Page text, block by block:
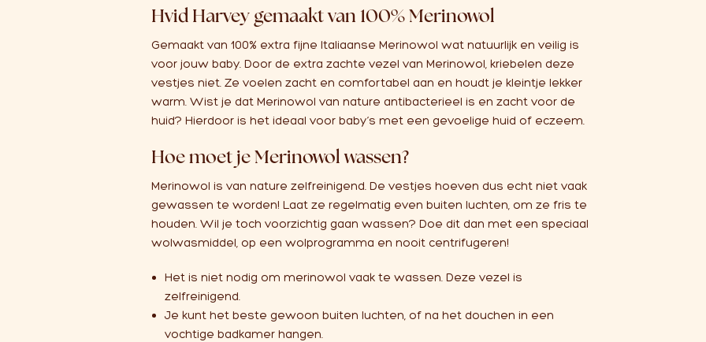
Hvid Harvey gemaakt van 100% Merinowol
Gemaakt van 100% extra fijne Italiaanse Merinowol wat natuurlijk en veilig is
voor jouw baby. Door de extra zachte vezel van Merinowol, kriebelen deze
vestjes niet. Ze voelen zacht en comfortabel aan en houdt je kleintje lekker
warm. Wist je dat Merinowol van nature antibacterieel is en zacht voor de
huid? Hierdoor is het ideaal voor baby’s met een gevoelige huid of eczeem.
Hoe moet je Merinowol wassen?
Merinowol is van nature zelfreinigend. De vestjes hoeven dus echt niet vaak
gewassen te worden! Laat ze regelmatig even buiten luchten, om ze fris te
houden. Wil je toch voorzichtig gaan wassen? Doe dit dan met een speciaal
wolwasmiddel, op een wolprogramma en nooit centrifugeren!
Het is niet nodig om merinowol vaak te wassen. Deze vezel is
zelfreinigend.
Je kunt het beste gewoon buiten luchten, of na het douchen in een
vochtige badkamer hangen.